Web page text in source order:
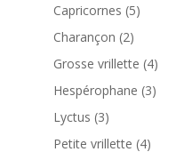
Capricornes (5)
Charançon (2)
Grosse vrillette (4)
Hespérophane (3)
Lyctus (3)
Petite vrillette (4)